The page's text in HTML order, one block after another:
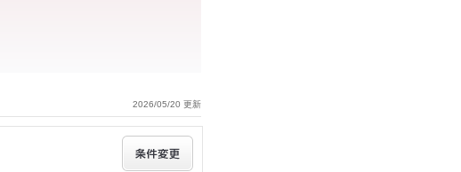
2026/05/20 更新